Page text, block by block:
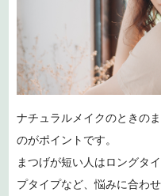
ナチュラルメイクのときの
のがポイントです。
まつげが短い人はロングタ
プタイプなど、悩みに合わ